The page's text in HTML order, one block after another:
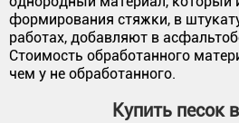
формирования стяжки, в
работах, добавляют в
Стоимость обработанного
чем у не обработанного.
Купить песок